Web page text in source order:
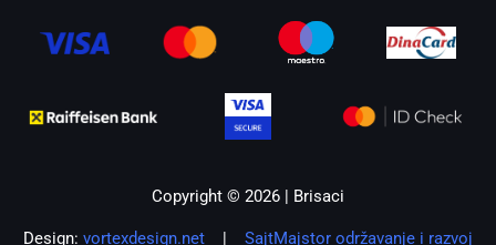
Copyright © 2026 | Brisaci
Design: vortexdesign.net | SajtMajstor održavanje i razvoj